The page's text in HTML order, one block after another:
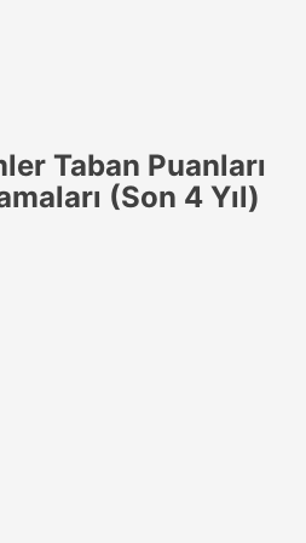
Taban Puanları
(Son 4 Yıl)